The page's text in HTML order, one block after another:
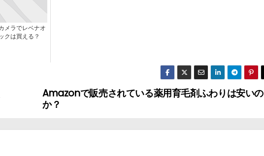
メラでレベナオ
クは買える？
Amazonで販売されている薬用育毛剤ふわりは安いの
か？